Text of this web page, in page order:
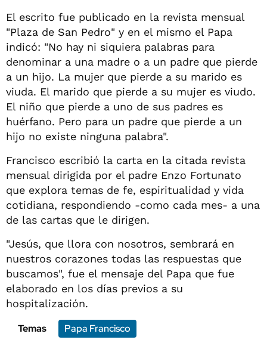
El escrito fue publicado en la revista mensual
"Plaza de San Pedro" y en el mismo el Papa
indicó: "No hay ni siquiera palabras para
denominar a una madre o a un padre que pierde
a un hijo. La mujer que pierde a su marido es
viuda. El marido que pierde a su mujer es viudo.
El niño que pierde a uno de sus padres es
huérfano. Pero para un padre que pierde a un
hijo no existe ninguna palabra".
Francisco escribió la carta en la citada revista
mensual dirigida por el padre Enzo Fortunato
que explora temas de fe, espiritualidad y vida
cotidiana, respondiendo -como cada mes- a una
de las cartas que le dirigen.
"Jesús, que llora con nosotros, sembrará en
nuestros corazones todas las respuestas que
buscamos", fue el mensaje del Papa que fue
elaborado en los días previos a su
hospitalización.
Temas
Papa Francisco